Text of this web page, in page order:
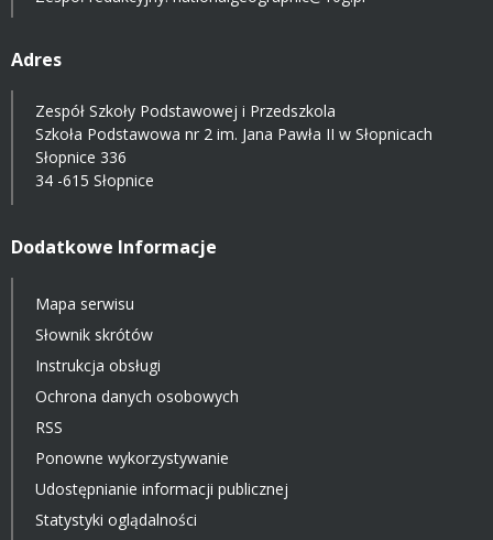
Adres
Zespół Szkoły Podstawowej i Przedszkola
Szkoła Podstawowa nr 2 im. Jana Pawła II w Słopnicach
Słopnice 336
34 -615 Słopnice
Dodatkowe Informacje
Mapa serwisu
Słownik skrótów
Instrukcja obsługi
Ochrona danych osobowych
RSS
Ponowne wykorzystywanie
Udostępnianie informacji publicznej
Statystyki oglądalności